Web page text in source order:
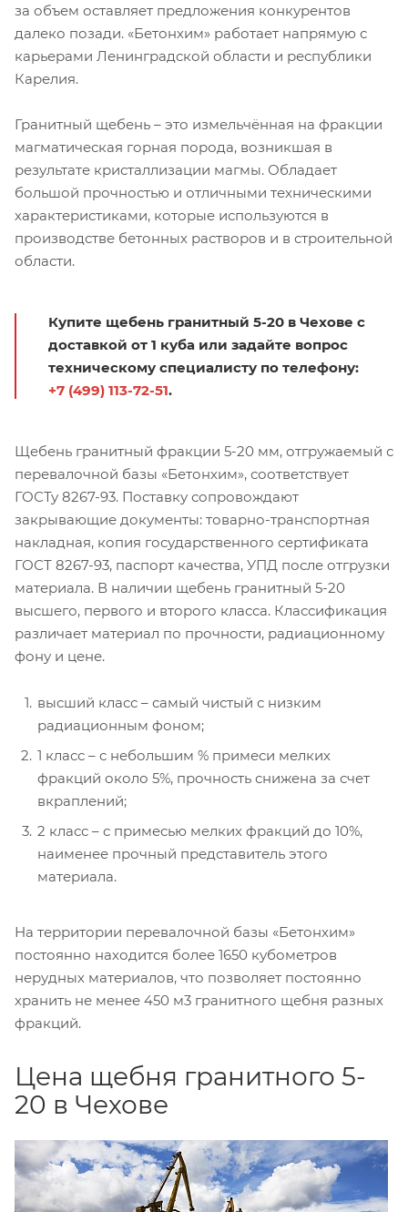
за объем оставляет предложения конкурентов
далеко позади. «Бетонхим» работает напрямую с
карьерами Ленинградской области и республики
Карелия.
Гранитный щебень – это измельчённая на фракции
магматическая горная порода, возникшая в
результате кристаллизации магмы. Обладает
большой прочностью и отличными техническими
характеристиками, которые используются в
производстве бетонных растворов и в строительной
области.
Купите щебень гранитный 5-20 в Чехове с
доставкой от 1 куба или задайте вопрос
техническому специалисту по телефону:
+7 (499) 113-72-51.
Щебень гранитный фракции 5-20 мм, отгружаемый с
перевалочной базы «Бетонхим», соответствует
ГОСТу 8267-93. Поставку сопровождают
закрывающие документы: товарно-транспортная
накладная, копия государственного сертификата
ГОСТ 8267-93, паспорт качества, УПД после отгрузки
материала. В наличии щебень гранитный 5-20
высшего, первого и второго класса. Классификация
различает материал по прочности, радиационному
фону и цене.
высший класс – самый чистый с низким
радиационным фоном;
1 класс – с небольшим % примеси мелких
фракций около 5%, прочность снижена за счет
вкраплений;
2 класс – с примесью мелких фракций до 10%,
наименее прочный представитель этого
материала.
На территории перевалочной базы «Бетонхим»
постоянно находится более 1650 кубометров
нерудных материалов, что позволяет постоянно
хранить не менее 450 м3 гранитного щебня разных
фракций.
Цена щебня гранитного 5-
20 в Чехове